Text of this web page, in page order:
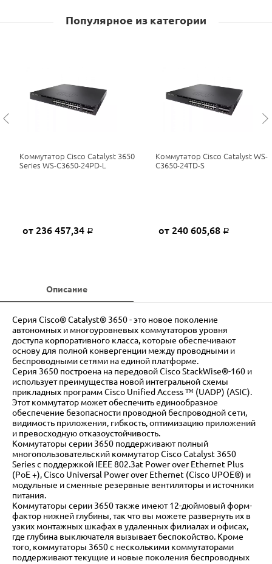
Популярное из категории
Коммутатор Cisco Catalyst 3650
Series WS-C3650-24PD-L
от 236 457,34 Р
Коммутатор Cisco Catalyst WS-
C3650-24TD-S
от 240 605,68 Р
Описание
Серия Cisco® Catalyst® 3650 - это новое поколение
автономных и многоуровневых коммутаторов уровня
доступа корпоративного класса, которые обеспечивают
основу для полной конвергенции между проводными и
беспроводными сетями на единой платформе.
Серия 3650 построена на передовой Cisco StackWise®-160 и
использует преимущества новой интегральной схемы
прикладных программ Cisco Unified Access ™ (UADP) (ASIC).
Этот коммутатор может обеспечить единообразное
обеспечение безопасности проводной беспроводной сети,
видимость приложения, гибкость, оптимизацию приложений
и превосходную отказоустойчивость.
Коммутаторы серии 3650 поддерживают полный
многопользовательский коммутатор Cisco Catalyst 3650
Series с поддержкой IEEE 802.3at Power over Ethernet Plus
(PoE +), Cisco Universal Power over Ethernet (Cisco UPOE®) и
модульные и сменные резервные вентиляторы и источники
питания.
Коммутаторы серии 3650 также имеют 12-дюймовый форм-
фактор нижней глубины, так что вы можете развернуть их в
узких монтажных шкафах в удаленных филиалах и офисах,
где глубина выключателя вызывает беспокойство. Кроме
того, коммутаторы 3650 с несколькими коммутаторами
поддерживают текущие и новые поколения беспроводных